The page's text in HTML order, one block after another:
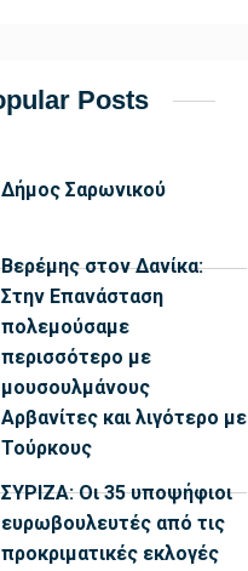
Posts
Δήμος Σαρωνικού
Βερέμης στον Δανίκα:
Στην Επανάσταση
πολεμούσαμε
περισσότερο με
μουσουλμάνους
Αρβανίτες και λιγότερο με
Τούρκους
ΣΥΡΙΖΑ: Οι 35 υποψήφιοι
ευρωβουλευτές από τις
προκριματικές εκλογές